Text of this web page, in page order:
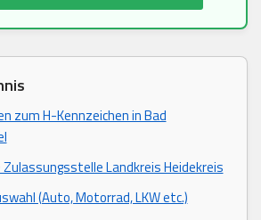
zum H-Kennzeichen in Bad
Landkreis Heidekreis
(Auto, Motorrad, LKW etc.)